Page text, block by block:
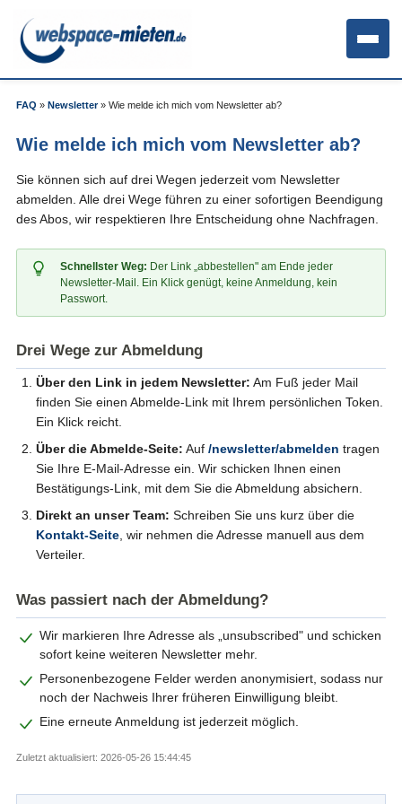
FAQ » Newsletter» Wie melde ich mich vom Newsletter ab?
Wie melde ich mich vom Newsletter ab?
Sie können sich auf drei Wegen jederzeit vom Newsletter
abmelden. Alle drei Wege führen zu einer sofortigen Beendigung
des Abos, wir respektieren Ihre Entscheidung ohne Nachfragen.
Schnellster Weg: Der Link „abbestellen" am Ende jeder
Newsletter-Mail. Ein Klick genügt, keine Anmeldung, kein
Passwort.
Drei Wege zur Abmeldung
Über den Link in jedem Newsletter: Am Fuß jeder Mail
finden Sie einen Abmelde-Link mit Ihrem persönlichen Token.
Ein Klick reicht.
Über die Abmelde-Seite: Auf /newsletter/abmelden tragen
Sie Ihre E-Mail-Adresse ein. Wir schicken Ihnen einen
Bestätigungs-Link, mit dem Sie die Abmeldung absichern.
Direkt an unser Team: Schreiben Sie uns kurz über die
Kontakt-Seite , wir nehmen die Adresse manuell aus dem
Verteiler.
Was passiert nach der Abmeldung?
Wir markieren Ihre Adresse als „unsubscribed" und schicken
sofort keine weiteren Newsletter mehr.
Personenbezogene Felder werden anonymisiert, sodass nur
noch der Nachweis Ihrer früheren Einwilligung bleibt.
Eine erneute Anmeldung ist jederzeit möglich.
Zuletzt aktualisiert: 2026-05-26 15:44:45